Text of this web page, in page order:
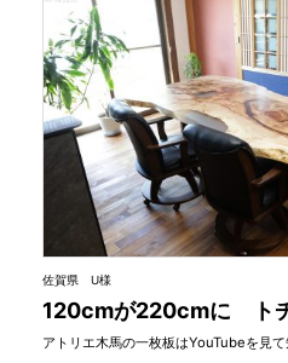
佐賀県 U様
120cmが220cmに ト
アトリエ木馬の一枚板はYouTubeを見